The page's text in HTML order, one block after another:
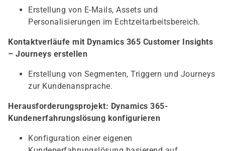
Erstellung von E-Mails, Assets und
Personalisierungen im Echtzeitarbeitsbereich.
Kontaktverläufe mit Dynamics 365 Customer Insights
– Journeys erstellen
Erstellung von Segmenten, Triggern und Journeys
zur Kundenansprache.
Herausforderungsprojekt: Dynamics 365-
Kundenerfahrungslösung konfigurieren
Konfiguration einer eigenen